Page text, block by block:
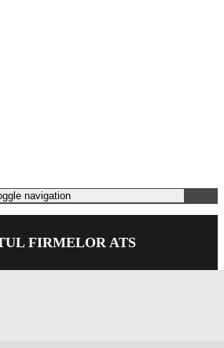
navigation
FIRMELOR ATS